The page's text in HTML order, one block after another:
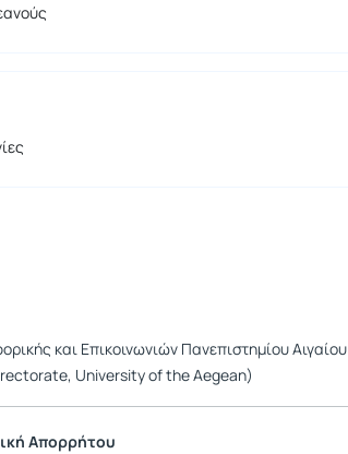
και Επικοινωνιών Πανεπιστημίου Αιγαίου
University of the Aegean)
Απορρήτου